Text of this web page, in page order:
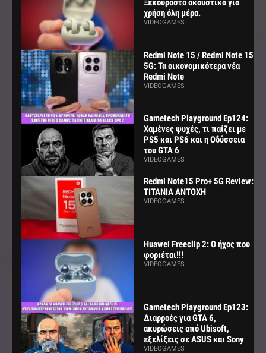
Ξεκούραστα ακουστικά για
χρήση όλη μέρα.
VIDEOGAMES
Redmi Note 15 / Redmi Note 15
5G: Τα οικονομικότερα νέα
Redmi Note
VIDEOGAMES
Gametech Playground Ep124:
Χαμένες ψυχές, τι παίζει με
PS5 και PS6 και η Οδύσσεια
του GTA 6
VIDEOGAMES
Redmi Note15 Pro+ 5G Review:
ΤΙΤΑΝΙΑ ΑΝΤΟΧΗ
VIDEOGAMES
Huawei Freeclip 2: Ο ήχος που
φοριέται!!!
VIDEOGAMES
Gametech Playground Ep123:
Διαρροές για GTA 6,
ακυρώσεις από Ubisoft,
εξελίξεις σε ASUS και Sony
VIDEOGAMES